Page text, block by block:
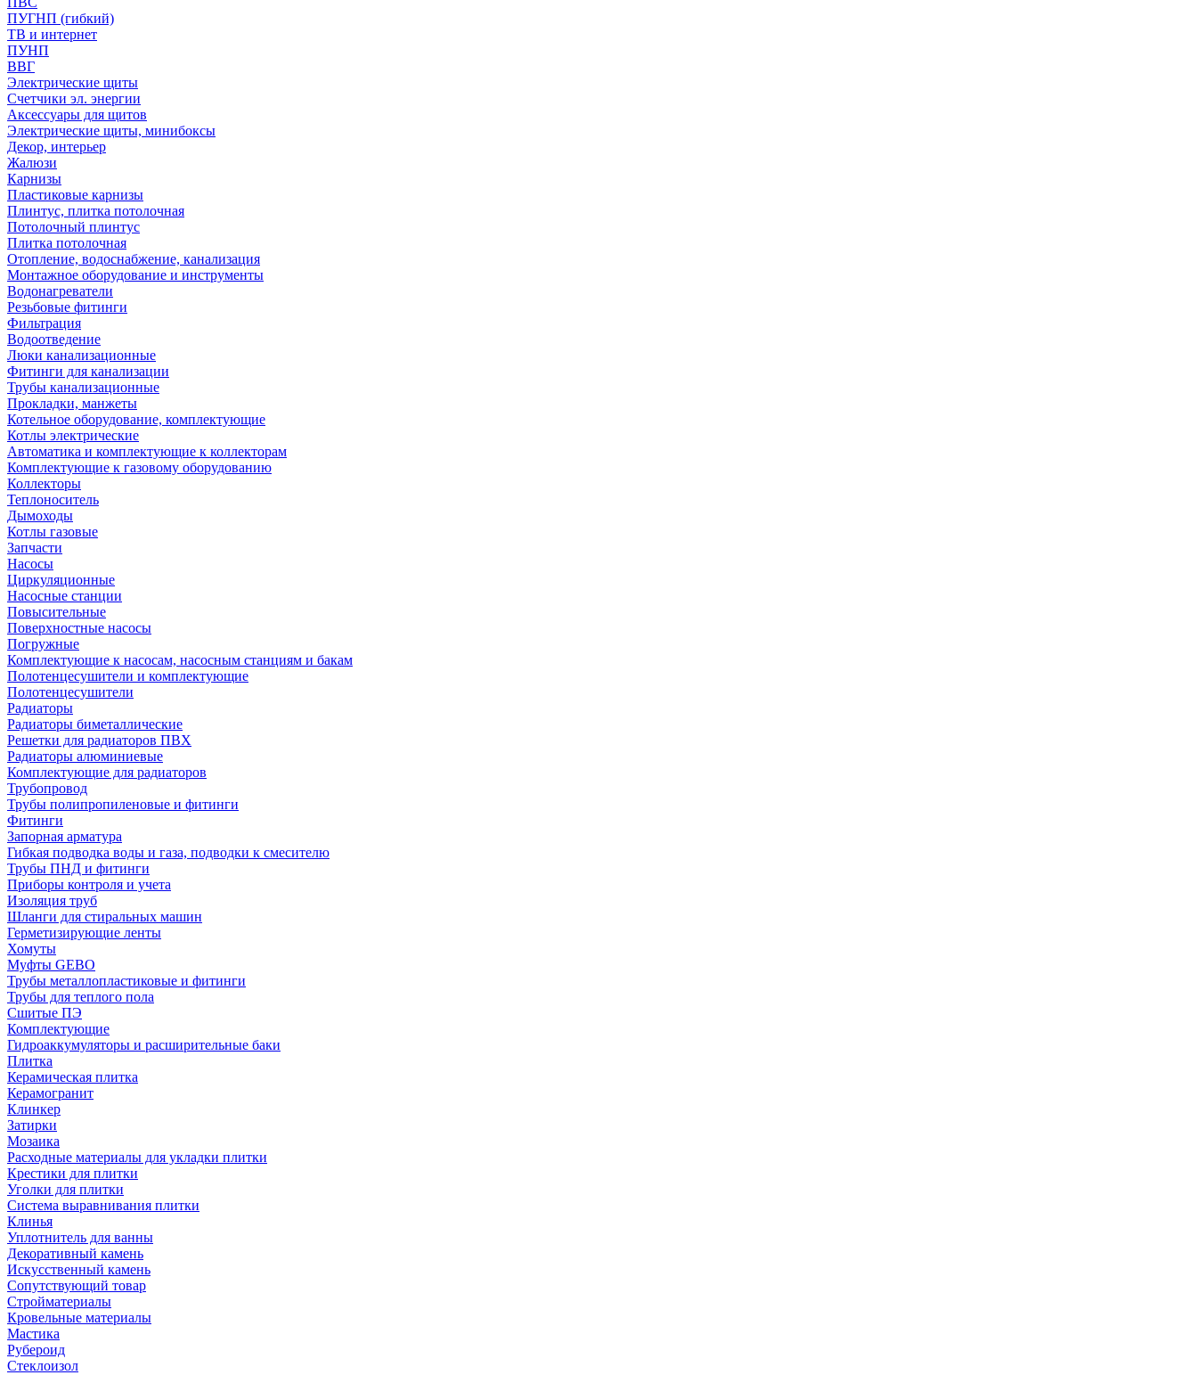
ПУГНП (гибкий)
ТВ и интернет
ПУНП
ВВГ
Электрические щиты
Счетчики эл. энергии
Аксессуары для щитов
Электрические щиты, минибоксы
Декор, интерьер
Жалюзи
Карнизы
Пластиковые карнизы
Плинтус, плитка потолочная
Потолочный плинтус
Плитка потолочная
Отопление, водоснабжение, канализация
Монтажное оборудование и инструменты
Водонагреватели
Резьбовые фитинги
Фильтрация
Водоотведение
Люки канализационные
Фитинги для канализации
Трубы канализационные
Прокладки, манжеты
Котельное оборудование, комплектующие
Котлы электрические
Автоматика и комплектующие к коллекторам
Комплектующие к газовому оборудованию
Коллекторы
Теплоноситель
Дымоходы
Котлы газовые
Запчасти
Насосы
Циркуляционные
Насосные станции
Повысительные
Поверхностные насосы
Погружные
Комплектующие к насосам, насосным станциям и бакам
Полотенцесушители и комплектующие
Полотенцесушители
Радиаторы
Радиаторы биметаллические
Решетки для радиаторов ПВХ
Радиаторы алюминиевые
Комплектующие для радиаторов
Трубопровод
Трубы полипропиленовые и фитинги
Фитинги
Запорная арматура
Гибкая подводка воды и газа, подводки к смесителю
Трубы ПНД и фитинги
Приборы контроля и учета
Изоляция труб
Шланги для стиральных машин
Герметизирующие ленты
Хомуты
Муфты GEBO
Трубы металлопластиковые и фитинги
Трубы для теплого пола
Сшитые ПЭ
Комплектующие
Гидроаккумуляторы и расширительные баки
Плитка
Керамическая плитка
Керамогранит
Клинкер
Затирки
Мозаика
Расходные материалы для укладки плитки
Крестики для плитки
Уголки для плитки
Система выравнивания плитки
Клинья
Уплотнитель для ванны
Декоративный камень
Искусственный камень
Сопутствующий товар
Стройматериалы
Кровельные материалы
Мастика
Рубероид
Стеклоизол